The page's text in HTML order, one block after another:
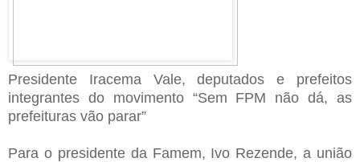
Presidente Iracema Vale, deputados e prefeitos
integrantes do movimento “Sem FPM não dá, as
prefeituras vão parar”
Para o presidente da Famem, Ivo Rezende, a união